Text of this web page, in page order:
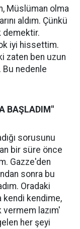
Müslüman olma
aldım. Çünkü
demektir.
iyi hissettim.
zaten ben uzun
Bu nedenle
BAŞLADIM"
sorusunu
bir süre önce
Gazze'den
sonra bu
Oradaki
kendi kendime,
lazım'
her şeyi